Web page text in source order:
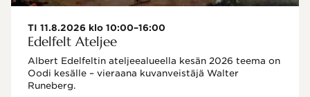
TI 11.8.2026 klo 10:00–16:00
Edelfelt Ateljee
Albert Edelfeltin ateljeealueella kesän 2026 teema on
Oodi kesälle – vieraana kuvanveistäjä Walter